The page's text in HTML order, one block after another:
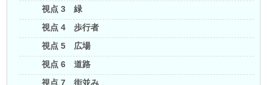
視点 3 緑
視点 4 歩行者
視点 5 広場
視点 6 道路
視点 7 街並み